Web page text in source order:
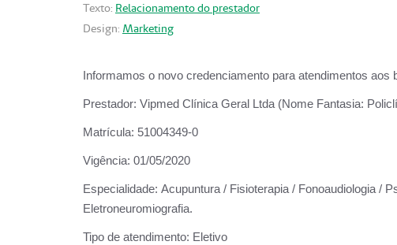
Texto: Relacionamento do prestador
Design: Marketing
Informamos o novo credenciamento para atendimentos aos
Prestador: Vipmed Clínica Geral Ltda (Nome Fantasia:
Matrícula: 51004349-0
Vigência: 01/05/2020
Especialidade: Acupuntura / Fisioterapia / Fonoaudiologia /
Eletroneuromiografia.
Tipo de atendimento: Eletivo